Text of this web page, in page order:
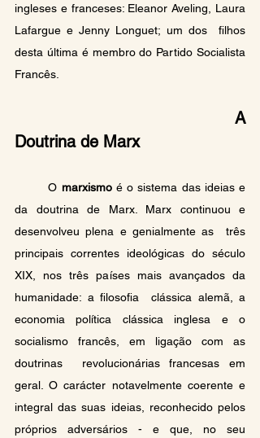
ingleses e franceses: Eleanor Aveling, Laura
Lafargue e Jenny Longuet; um dos  filhos
desta última é membro do Partido Socialista
Francês.
A
Doutrina de Marx
	O
marxismo é o sistema das ideias e
da doutrina de Marx. Marx continuou e
desenvolveu plena e genialmente as  três
principais correntes ideológicas do século
XIX, nos três países mais avançados da
humanidade: a filosofia  clássica alemã, a
economia política clássica inglesa e o
socialismo francês, em ligação com as
doutrinas  revolucionárias francesas em
geral. O carácter notavelmente coerente e
integral das suas ideias, reconhecido pelos
próprios adversários - e que, no seu